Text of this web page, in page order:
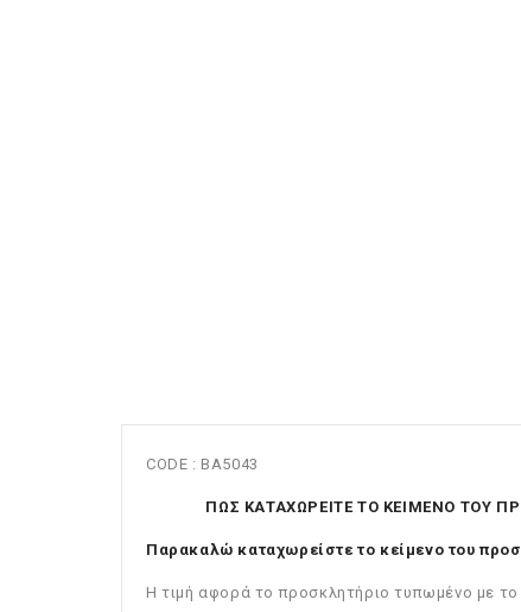
CODE : BA5043
ΠΩΣ ΚΑΤΑΧΩΡΕΙΤΕ ΤΟ ΚΕΙΜΕΝΟ ΤΟΥ
Παρακαλώ καταχωρείστε το κείμενο του
Η τιμή αφορά το προσκλητήριο τυπωμένο με το